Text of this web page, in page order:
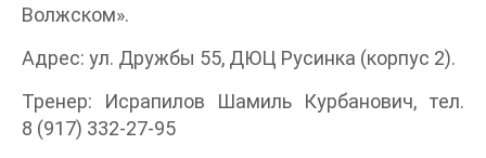
Волжском».
Адрес: ул. Дружбы 55, ДЮЦ Русинка (корпус 2).
Тренер: Исрапилов Шамиль Курбанович, тел.
8 (917) 332-27-95